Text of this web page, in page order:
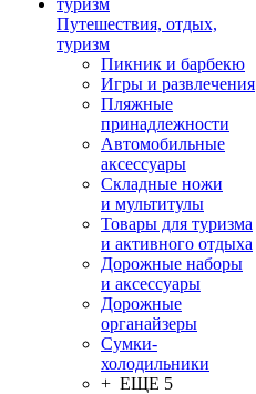
Путешествия, отдых,
туризм
Пикник и барбекю
Игры и развлечения
Пляжные
принадлежности
Автомобильные
аксессуары
Складные ножи
и мультитулы
Товары для туризма
и активного отдыха
Дорожные наборы
и аксессуары
Дорожные
органайзеры
Сумки-
холодильники
+ ЕЩЕ 5